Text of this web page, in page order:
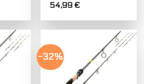
54,99€
-32%